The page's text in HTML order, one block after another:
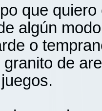
que
algún
o
de